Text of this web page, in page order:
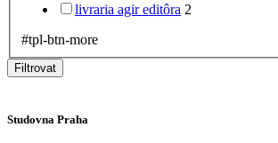
livraria agir editôra 2
#tpl-btn-more
Filtrovat
Studovna Praha